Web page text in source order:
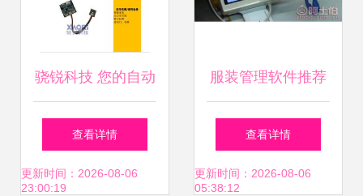
骁锐科技 您的自动
化元器件及系统集
成首选伙伴
查看详情
更新时间：2026-08-06
23:00:19
服装管理软件推荐
盘点售后服务与销
售标杆公司
查看详情
更新时间：2026-08-06
05:38:12